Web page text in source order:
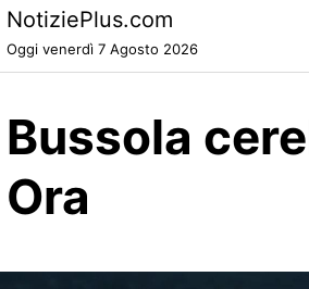
NotiziePlus.com
Oggi venerdì 7 Agosto 2026
Bussola
Ora